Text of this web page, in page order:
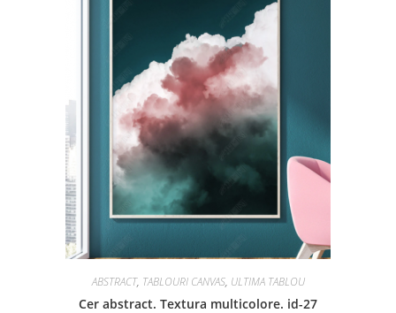
ABSTRACT, TABLOURI CANVAS, ULTIMA TABLOU
Cer abstract. Textura multicolore. id-27